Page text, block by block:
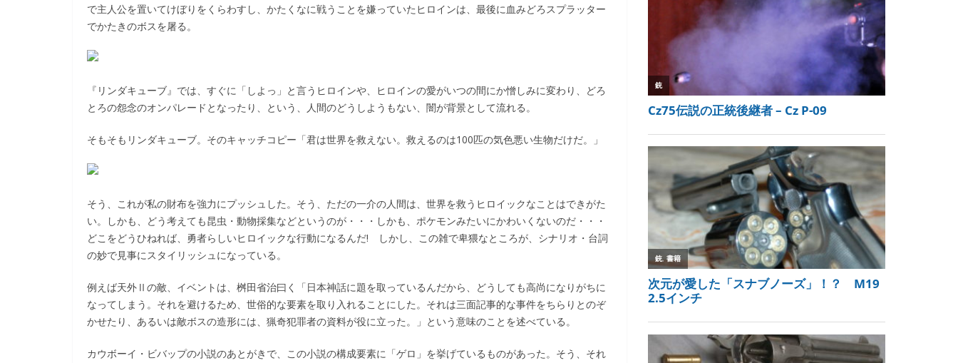
で主人公を置いてけぼりをくらわすし、かたくなに戦うことを嫌っていたヒロインは、最後に血みどろスプラッター
でかたきのボスを屠る。
『リンダキューブ』では、すぐに「しよっ」と言うヒロインや、ヒロインの愛がいつの間にか憎しみに変わり、どろ
とろの怨念のオンパレードとなったり、という、人間のどうしようもない、闇が背景として流れる。
そもそもリンダキューブ。そのキャッチコピー「君は世界を救えない。救えるのは100匹の気色悪い生物だけだ。」
そう、これが私の財布を強力にプッシュした。そう、ただの一介の人間は、世界を救うヒロイックなことはできがた
い。しかも、どう考えても昆虫・動物採集などというのが・・・しかも、ポケモンみたいにかわいくないのだ・・・
どこをどうひねれば、勇者らしいヒロイックな行動になるんだ! しかし、この雑で卑猥なところが、シナリオ・台詞
の妙で見事にスタイリッシュになっている。
例えば天外Ⅱの敵、イベントは、桝田省治曰く「日本神話に題を取っているんだから、どうしても高尚になりがちに
なってしまう。それを避けるため、世俗的な要素を取り入れることにした。それは三面記事的な事件をちらりとのぞ
かせたり、あるいは敵ボスの造形には、猟奇犯罪者の資料が役に立った。」という意味のことを述べている。
カウボーイ・ビバップの小説のあとがきで、この小説の構成要素に「ゲロ」を挙げているものがあった。そう、それ